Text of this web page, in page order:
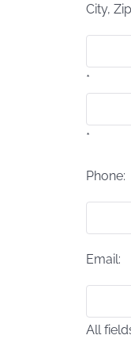
City,
*
*
Phone:
Email:
All